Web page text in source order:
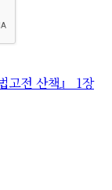
고전 산책』 1장